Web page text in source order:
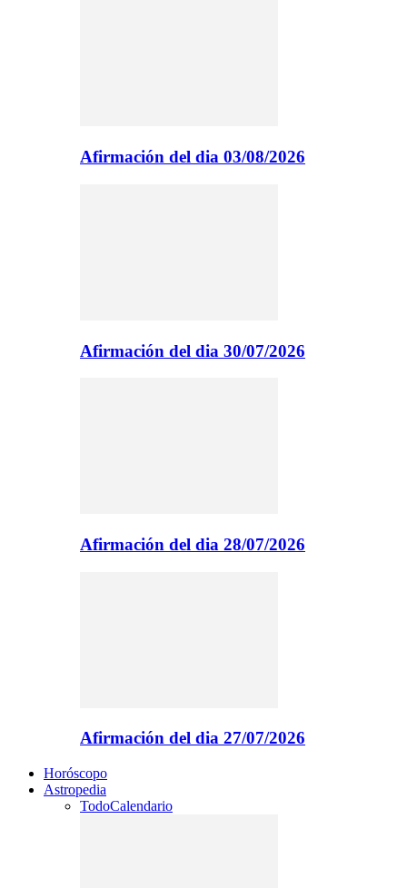
Afirmación del dia 03/08/2026
Afirmación del dia 30/07/2026
Afirmación del dia 28/07/2026
Afirmación del dia 27/07/2026
Horóscopo
Astropedia
TodoCalendario